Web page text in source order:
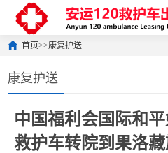
首页>>康复护送
康复护送
中国福利会国际和
救护车转院到果洛